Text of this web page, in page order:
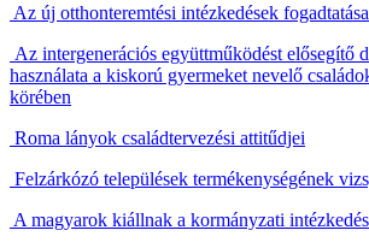
Az új otthonteremtési intézkedések fogadtatása
Az intergenerációs együttműködést elősegítő
használata a kiskorú gyermeket nevelő
körében
Roma lányok családtervezési attitűdjei
Felzárkózó települések termékenységének
A magyarok kiállnak a kormányzati